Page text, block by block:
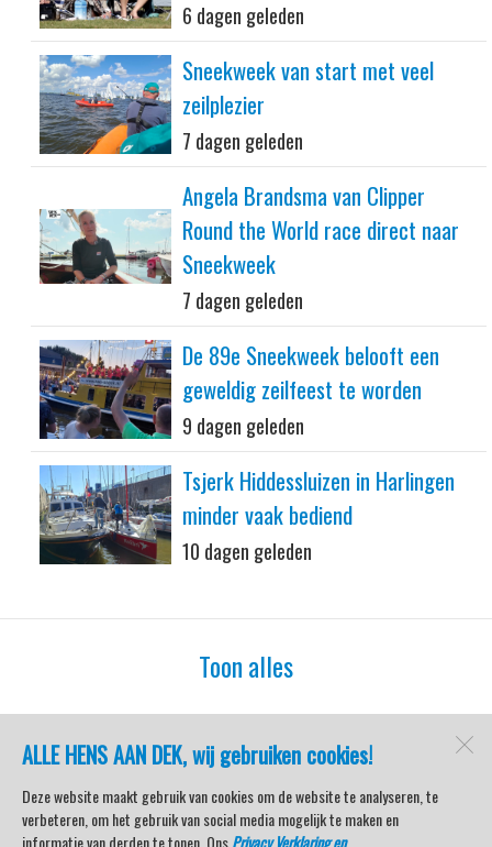
ALLE HENS AAN DEK, wij gebruiken cookies!
Deze website maakt gebruik van cookies om de website te analyseren, te
verbeteren, om het gebruik van social media mogelijk te maken en
informatie van derden te tonen. OnsPrivacy Verklaring en
6 dagen geleden
Sneekweek van start met veel
zeilplezier
7 dagen geleden
Angela Brandsma van Clipper
Round the World race direct naar
Sneekweek
7 dagen geleden
De 89e Sneekweek belooft een
geweldig zeilfeest te worden
9 dagen geleden
Tsjerk Hiddessluizen in Harlingen
minder vaak bediend
10 dagen geleden
Toon alles
watersport-tv
Lemmer